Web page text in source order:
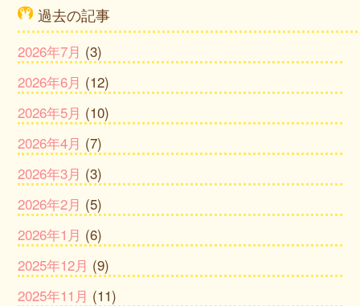
過去の記事
2026年7月 (3)
2026年6月 (12)
2026年5月 (10)
2026年4月 (7)
2026年3月 (3)
2026年2月 (5)
2026年1月 (6)
2025年12月 (9)
2025年11月 (11)